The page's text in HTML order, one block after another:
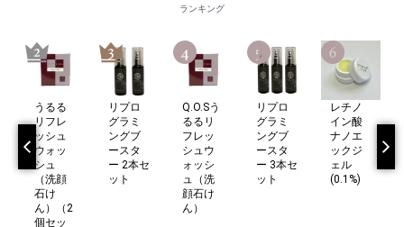
ランキング
うるる
リフレ
ッシュ
ウォッ
シュ
（洗顔
石け
ん）（2
個セッ
リプロ
グラミ
ングブ
ースタ
ー 2本セ
ット
Q.O.Sう
るるリ
フレッ
シュウ
ォッシ
ュ（洗
顔石け
ん）
リプロ
グラミ
ングブ
ースタ
ー 3本セ
ット
レチノ
イン酸
ナノエ
ックジ
ェル
(0.1%)